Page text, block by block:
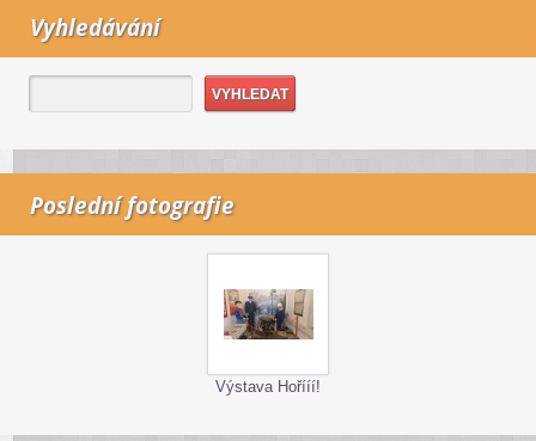
Vyhledávání
Poslední fotografie
Výstava Hořííí!